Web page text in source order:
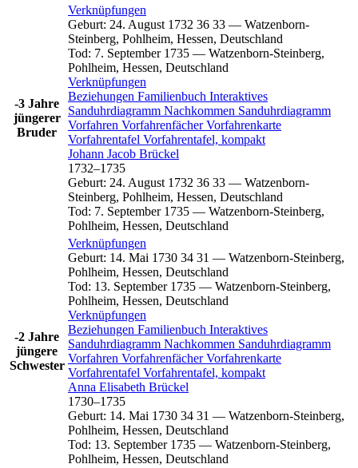
-3 Jahre
jüngerer
Bruder
Verknüpfungen
Geburt: 24. August 1732 36 33 — Watzenborn-
Steinberg, Pohlheim, Hessen, Deutschland
Tod: 7. September 1735 — Watzenborn-Steinberg,
Pohlheim, Hessen, Deutschland
Verknüpfungen
Beziehungen Familienbuch Interaktives
Sanduhrdiagramm Nachkommen Sanduhrdiagramm
Vorfahren VorfahrenfächerVorfahrenkarte
Vorfahrentafel Vorfahrentafel, kompakt
Johann Jacob Brückel
1732–1735
Geburt: 24. August 1732 36 33 — Watzenborn-
Steinberg, Pohlheim, Hessen, Deutschland
Tod: 7. September 1735 — Watzenborn-Steinberg,
Pohlheim, Hessen, Deutschland
-2 Jahre
jüngere
Schwester
Verknüpfungen
Geburt: 14. Mai 1730 34 31 — Watzenborn-Steinberg,
Pohlheim, Hessen, Deutschland
Tod: 13. September 1735 — Watzenborn-Steinberg,
Pohlheim, Hessen, Deutschland
Verknüpfungen
Beziehungen Familienbuch Interaktives
Sanduhrdiagramm Nachkommen Sanduhrdiagramm
Vorfahren VorfahrenfächerVorfahrenkarte
Vorfahrentafel Vorfahrentafel, kompakt
Anna Elisabeth Brückel
1730–1735
Geburt: 14. Mai 1730 34 31 — Watzenborn-Steinberg,
Pohlheim, Hessen, Deutschland
Tod: 13. September 1735 — Watzenborn-Steinberg,
Pohlheim, Hessen, Deutschland